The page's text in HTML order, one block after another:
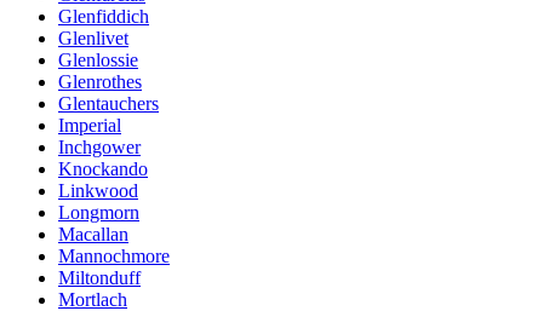
Glenfiddich
Glenlivet
Glenlossie
Glenrothes
Glentauchers
Imperial
Inchgower
Knockando
Linkwood
Longmorn
Macallan
Mannochmore
Miltonduff
Mortlach